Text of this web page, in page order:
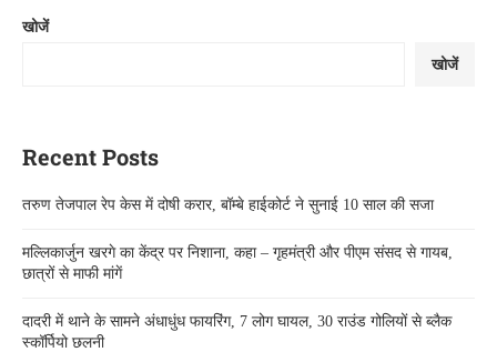
खोजें
खोजें
Recent Posts
तरुण तेजपाल रेप केस में दोषी करार, बॉम्बे हाईकोर्ट ने सुनाई 10 साल की सजा
मल्लिकार्जुन खरगे का केंद्र पर निशाना, कहा – गृहमंत्री और पीएम संसद से गायब,
छात्रों से माफी मांगें
दादरी में थाने के सामने अंधाधुंध फायरिंग, 7 लोग घायल, 30 राउंड गोलियों से ब्लैक
स्कॉर्पियो छलनी